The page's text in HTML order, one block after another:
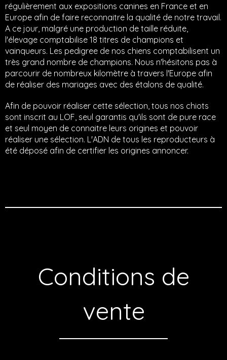
régulièrement aux expositions canines en France et en
Europe afin de faire reconnaitre la qualité de notre travail.
A ce jour, malgré une production de taille réduite,
l'élevage comptabilise 18 titres de champions et
vainqueurs. Les pedigree de nos chiens comptabilisent un
très grand nombre de champions. Nous n'hésitons pas à
parcourir de nombreux kilomètre à travers l'Europe afin
de réaliser des mariages avec des étalons de qualité.
Afin de pouvoir réaliser cette sélection, tous nos chiots
sont inscrit au LOF, seul garantis qu'ils sont de pure race
et seul moyen de connaitre leurs origines et pouvoir
réaliser une sélection. L'ADN de tous les reproducteurs à
été déposé afin de certifier les origines annoncer.
Conditions de
vente